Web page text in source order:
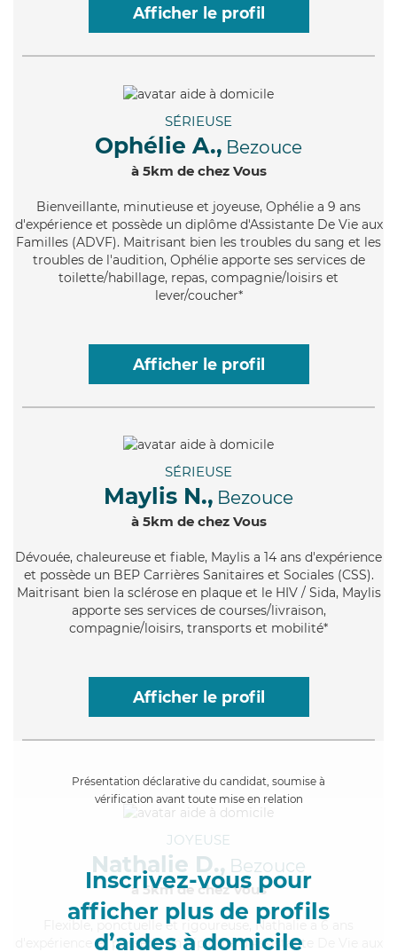
Afficher le profil
SÉRIEUSE
Ophélie A., Bezouce
à 5km de chez Vous
Bienveillante, minutieuse et joyeuse, Ophélie a 9 ans
d'expérience et possède un diplôme d'Assistante De Vie aux
Familles (ADVF). Maitrisant bien les troubles du sang et les
troubles de l'audition, Ophélie apporte ses services de
toilette/habillage, repas, compagnie/loisirs et
lever/coucher*
Afficher le profil
SÉRIEUSE
Maylis N., Bezouce
à 5km de chez Vous
Dévouée, chaleureuse et fiable, Maylis a 14 ans d'expérience
et possède un BEP Carrières Sanitaires et Sociales (CSS).
Maitrisant bien la sclérose en plaque et le HIV / Sida, Maylis
apporte ses services de courses/livraison,
compagnie/loisirs, transports et mobilité*
Afficher le profil
Présentation déclarative du candidat, soumise à
vérification avant toute mise en relation
Inscrivez-vous pour
afficher plus de profils
d’aides à domicile
JOYEUSE
Nathalie D., Bezouce
à 5km de chez Vous
, ponctuelle et rigoureuse, Nathalie a 6 ans
d'expérience et possède un diplôme d'Assistante De Vie aux